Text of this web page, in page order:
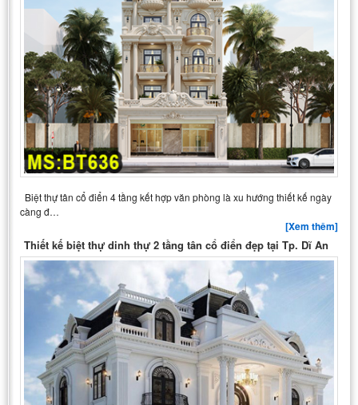
Biệt thự tân cổ điển 4 tầng kết hợp văn phòng là xu hướng thiết kế ngày
càng đ…
[Xem thêm]
Thiết kế biệt thự dinh thự 2 tầng tân cổ điển đẹp tại Tp. Dĩ An